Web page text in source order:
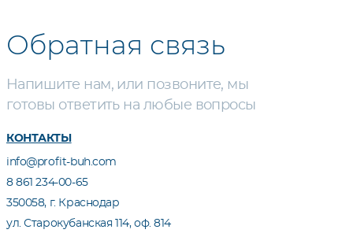
Обратная связь
Напишите нам, или позвоните, мы
готовы ответить на любые вопросы
КОНТАКТЫ
info@profit-buh.com
8 861 234-00-65
350058, г. Краснодар
ул. Старокубанская 114, оф. 814